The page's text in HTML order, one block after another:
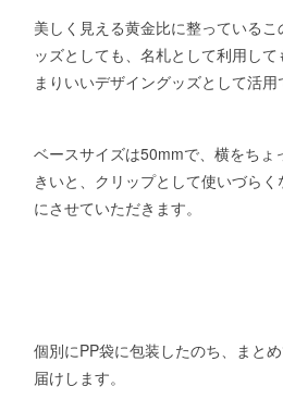
美しく見える黄金比に整っている
ッズとしても、名札として利用し
まりいいデザイングッズとして活用
ベースサイズは50mmで、横をちょ
きいと、クリップとして使いづら
にさせていただきます。
個別にPP袋に包装したのち、まと
届けします。